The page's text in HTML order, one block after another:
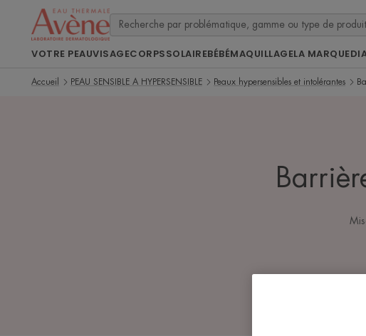
VOTRE PEAUVISAGECORPSSOLAIREBÉBÉMAQUILLAGELA MARQUE
Accueil PEAU SENSIBLE A HYPERSENSIBLE Peaux hypersensibles et intolérantes